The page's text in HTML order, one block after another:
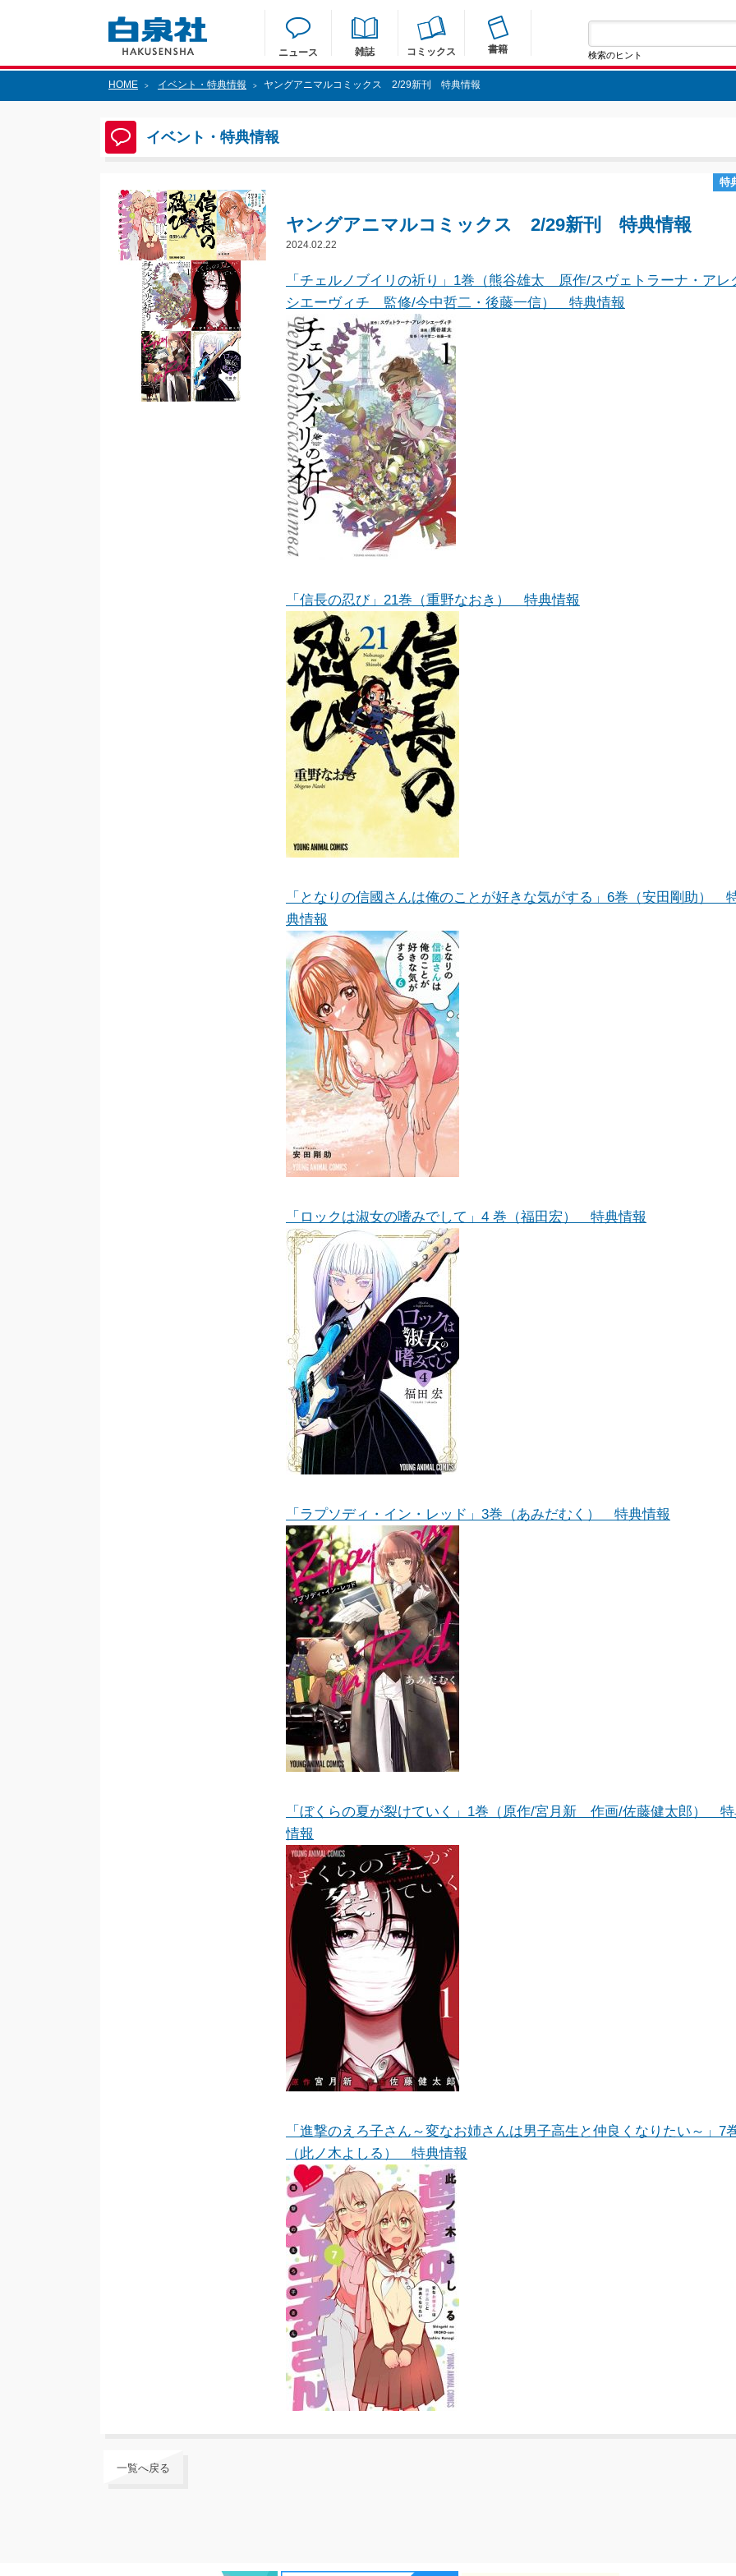
ニュース 雑誌 コミックス 書籍 検索のヒント
HOME > イベント・特典情報 > ヤングアニマルコミックス 2/29新刊 特典情報
イベント・特典情報
特
ヤングアニマルコミックス 2/29新刊 特典情報
2024.02.22
「チェルノブイリの祈り」1巻（熊谷雄太 原作/スヴェトラーナ・アレ
シエーヴィチ 監修/今中哲二・後藤一信） 特典情報
「信長の忍び」21巻（重野なおき） 特典情報
「となりの信國さんは俺のことが好きな気がする」6巻（安田剛助）
典情報
「ロックは淑女の嗜みでして」4 巻（福田宏） 特典情報
「ラプソディ・イン・レッド」3巻（あみだむく） 特典情報
「ぼくらの夏が裂けていく」1巻（原作/宮月新 作画/佐藤健太郎）
情報
「進撃のえろ子さん～変なお姉さんは男子高生と仲良くなりたい～」7
（此ノ木よしる） 特典情報
一覧へ戻る